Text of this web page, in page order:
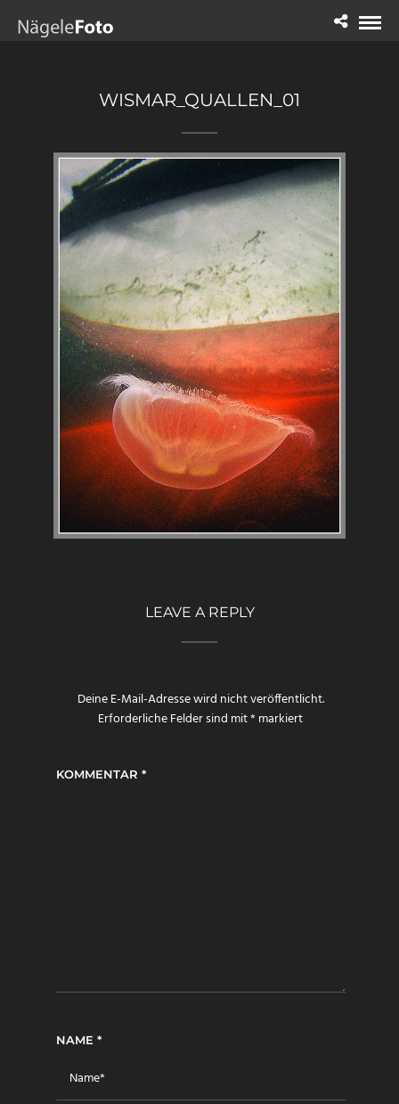
WISMAR_QUALLEN_01
LEAVE A REPLY
Deine E-Mail-Adresse wird nicht veröffentlicht.
Erforderliche Felder sind mit*markiert
KOMMENTAR *
NAME *